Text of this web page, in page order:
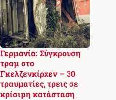
Γερμανία: Σύγκρουση
τραμ στο
Γκελζενκίρχεν – 30
τραυματίες, τρεις σε
κρίσιμη κατάσταση